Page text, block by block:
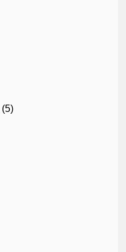
(5)